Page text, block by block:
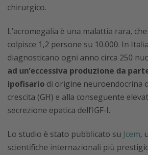
chirurgico.
L’acromegalia è una malattia rara,
colpisce 1,2 persone su 10.000. In
diagnosticano ogni anno circa 250
ad un’eccessiva produzione da
ipofisario di origine neuroendocrina
crescita (GH) e alla conseguente
secrezione epatica dell’IGF-I.
Lo studio è stato pubblicato su Jcem,
scientifiche internazionali più